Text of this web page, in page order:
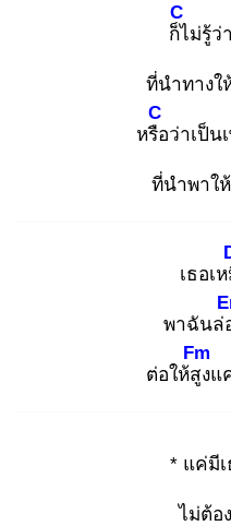
ก็ไ
C
ม่รู้ว่
ที่นำทางใ
หรือ
C
ว่าเป็น
ที่นำพาให้
เธอเ
พาฉันล่
ต่อให้สูง
Fm
แ
* แค่มี
ไม่ต้อ